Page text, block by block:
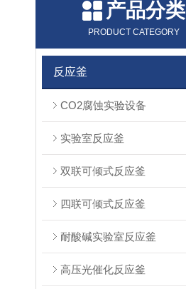
产品分类
PRODUCT CATEGORY
反应釜
CO2腐蚀实验设备
实验室反应釜
双联可倾式反应釜
四联可倾式反应釜
耐酸碱实验室反应釜
高压光催化反应釜